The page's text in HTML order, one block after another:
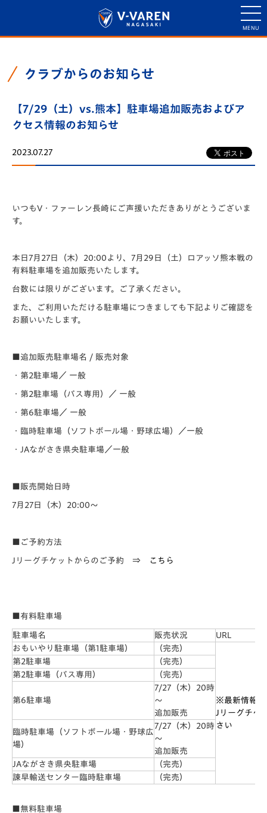
クラブからのお知らせ
【7/29（土）vs.熊本】駐車場追加販売およびア
クセス情報のお知らせ
2023.07.27
いつもV・ファーレン長崎にご声援いただきありがとうございま
す。
本日7月27日（木）20:00より、7月29日（土）ロアッソ熊本戦の
有料駐車場を追加販売いたします。
台数には限りがございます。ご了承ください。
また、ご利用いただける駐車場につきましても下記よりご確認を
お願いいたします。
■追加販売駐車場名 / 販売対象
・第2駐車場／ 一般
・第2駐車場（バス専用）／ 一般
・第6駐車場／ 一般
・臨時駐車場（ソフトボール場・野球広場）／一般
・JAながさき県央駐車場／一般
■販売開始日時
7月27日（木）20:00～
■ご予約方法
Jリーグチケットからのご予約 ⇒ こちら
■有料駐車場
駐車場名 販売状況
URL
おもいやり駐車場（第1駐車場）
（完売）
※最新情報に
Jリーグチケ
さい
第2駐車場
（完売）
第2駐車場（バス専用）
（完売）
第6駐車場
7/27（木）20時
～
追加販売
臨時駐車場（ソフトボール場・野球広
場）
7/27（木）20時
～
追加販売
JAながさき県央駐車場
（完売）
諫早輸送センター臨時駐車場
（完売）
■無料駐車場